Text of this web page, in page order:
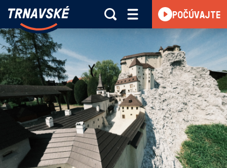
Skočiť na obsah
Trnavské
Vieme,
čo
sa
deje
kraji
POČÚVAJTE